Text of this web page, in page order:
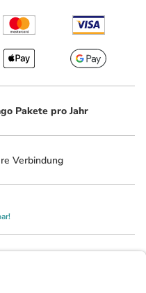
Pakete pro Jahr
Verbindung